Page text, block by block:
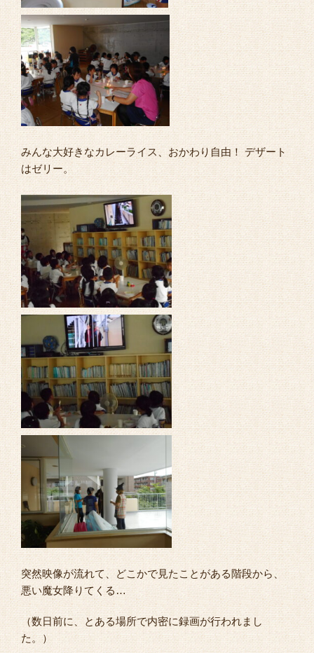
みんな大好きなカレーライス、おかわり自由！ デザート
はゼリー。
突然映像が流れて、どこかで見たことがある階段から、
悪い魔女降りてくる…
（数日前に、とある場所で内密に録画が行われまし
た。）